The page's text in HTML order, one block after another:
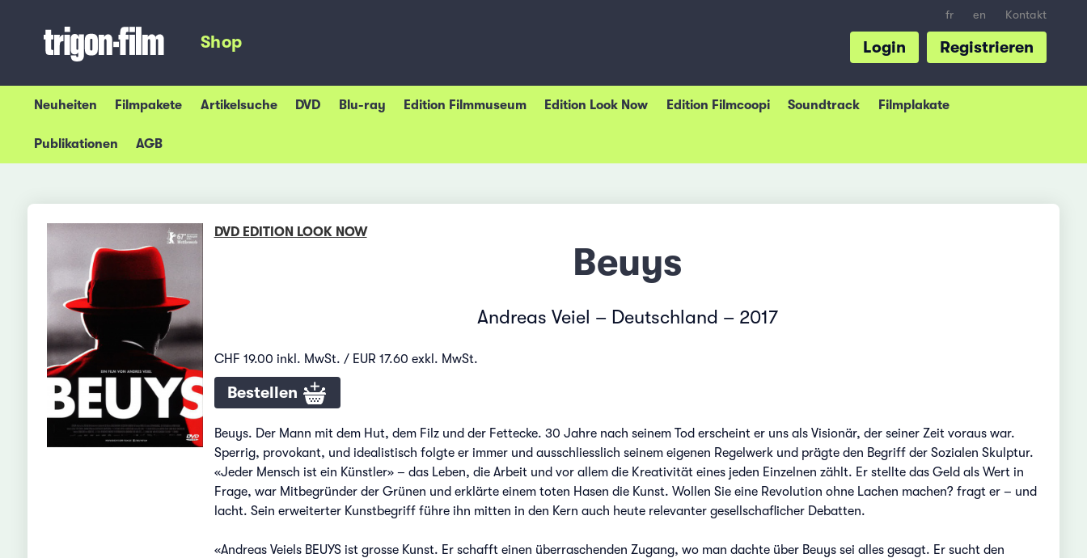
fr en Kontakt
Shop Registrieren
Login
Neuheiten Filmpakete Artikelsuche DVD Blu-ray Edition Filmmuseum Edition Look Now Edition Filmcoopi Soundtrack Filmplakate
Publikationen AGB
DVD EDITION LOOK NOW
Beuys
Andreas Veiel – Deutschland – 2017
CHF 19.00 inkl. MwSt. / EUR 17.60 exkl. MwSt.
Bestellen
Beuys. Der Mann mit dem Hut, dem Filz und der Fettecke. 30 Jahre nach seinem Tod erscheint er uns als Visionär, der seiner Zeit voraus war.
Sperrig, provokant, und idealistisch folgte er immer und ausschliesslich seinem eigenen Regelwerk und prägte den Begriff der Sozialen Skulptur.
«Jeder Mensch ist ein Künstler» – das Leben, die Arbeit und vor allem die Kreativität eines jeden Einzelnen zählt. Er stellte das Geld als Wert in
Frage, war Mitbegründer der Grünen und erklärte einem toten Hasen die Kunst. Wollen Sie eine Revolution ohne Lachen machen? fragt er – und
lacht. Sein erweiterter Kunstbegriff führe ihn mitten in den Kern auch heute relevanter gesellschaflicher Debatten.
«Andreas Veiels BEUYS ist grosse Kunst. Er schafft einen überraschenden Zugang, wo man dachte über Beuys sei alles gesagt. Er sucht den